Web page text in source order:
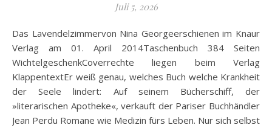
Juli 5, 2026
Das Lavendelzimmervon Nina Georgeerschienen im Knaur
Verlag am 01. April 2014Taschenbuch 384 Seiten
WichtelgeschenkCoverrechte liegen beim Verlag
KlappentextEr weiß genau, welches Buch welche Krankheit
der Seele lindert: Auf seinem Bücherschiff, der
»literarischen Apotheke«, verkauft der Pariser Buchhändler
Jean Perdu Romane wie Medizin fürs Leben. Nur sich selbst